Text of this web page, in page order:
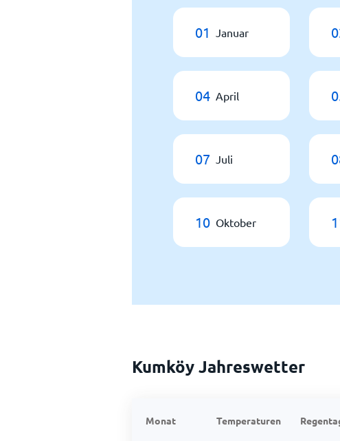
01 Januar
04 April
07 Juli
10 Oktober
Kumköy Jahreswetter
Monat Temperaturen